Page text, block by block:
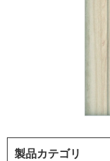
製品カテゴリ